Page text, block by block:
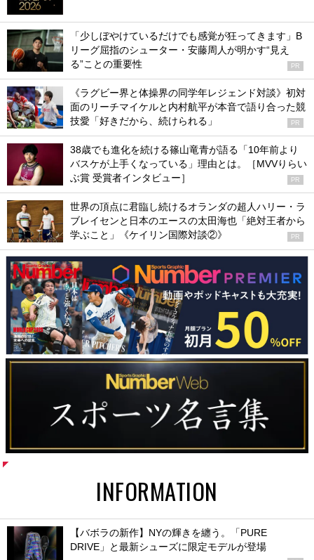
「少しぼやけているだけでも感覚が狂ってきます」B
リーグ屈指のシューター・安藤周人が明かす“見え
る”ことの重要性
PR
《ラグビー界と体操界の同学年レジェンド対談》初対
面のリーチマイケルと内村航平が本音で語り合った競
技愛「好きだから、続けられる」
PR
38歳でも進化を続ける篠山竜青が語る「10年前より
バスケが上手くなっている」理由とは。［MVVりらい
ぶ賞 受賞者インタビュー］
PR
世界の頂点に君臨し続けるオランダの超人ハリー・ラ
ブレイセンと日本のエースの太田海也「絶対王者から
学ぶこと」《ケイリン国際対談②》
PR
INFORMATION
【バボラの新作】NYの輝きを纏う。「PURE
DRIVE」と最新シューズに限定モデルが登場